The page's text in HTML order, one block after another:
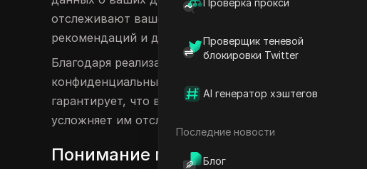
Проверка прокси
Проверщик теневой
блокировки Twitter
AI генератор хэштегов
Последние новости
Блог
отслеживают ваше поведение, чтобы создать
рекомендаций и других целей сбора данных.
Благодаря реализации предотвращения
конфиденциальным, так как он эффективно
гарантирует, что веб-сайты не смогут отслеживать
усложняет им отслеживание ваших действий и сбор
Понимание механизмов